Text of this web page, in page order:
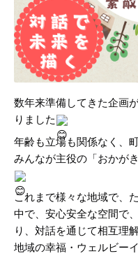
数年来準備してきた企画
りました
年齢も立場も関係なく、
みんなが主役の「おかが
これまで様々な地域で、
中で、安心安全な空間で
り、対話を通じて相互理
地域の幸福・ウェルビー